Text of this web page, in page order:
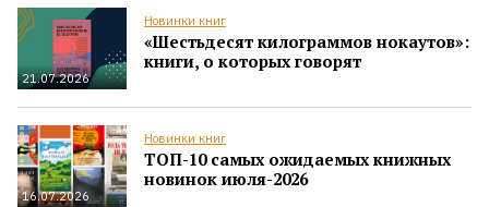
21.07.2026
Новинки книг
«Шестьдесят килограммов нокаутов»:
книги, о которых говорят
16.07.2026
Новинки книг
ТОП-10 самых ожидаемых книжных
новинок июля-2026